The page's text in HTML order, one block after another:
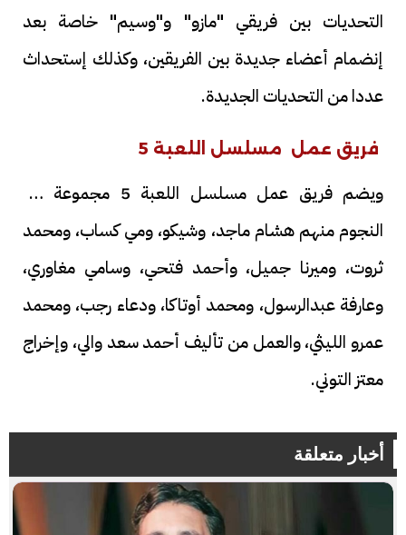
التحديات بين فريقي "مازو" و"وسيم" خاصة بعد
إنضمام أعضاء جديدة بين الفريقين، وكذلك إستحداث
عددا من التحديات الجديدة.
فريق عمل مسلسل اللعبة 5
ويضم فريق عمل مسلسل اللعبة 5 مجموعة من
النجوم منهم هشام ماجد، وشيكو، ومي كساب، ومحمد
ثروت، وميرنا جميل، وأحمد فتحي، وسامي مغاوري،
وعارفة عبدالرسول، ومحمد أوتاكا، ودعاء رجب، ومحمد
عمرو الليثي، والعمل من تأليف أحمد سعد والي، وإخراج
معتز التوني.
أخبار متعلقة